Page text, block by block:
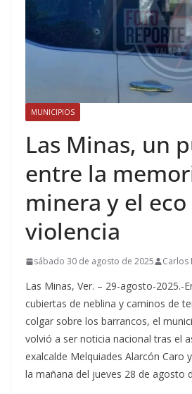
MUNICIPIOS
Las Minas, un
entre la
minera y el eco
violencia
sábado 30 de agosto de 2025 Carlos
Las Minas, Ver. – 29-agosto-2025.-
cubiertas de neblina y caminos de
colgar sobre los barrancos, el
volvió a ser noticia nacional tras el
exalcalde Melquiades Alarcón Caro
la mañana del jueves 28 de agosto